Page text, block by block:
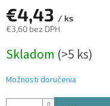
€4,43 / ks
€3,60 bez DPH
cena:
Skladom (>5 ks)
Možnosti doručenia